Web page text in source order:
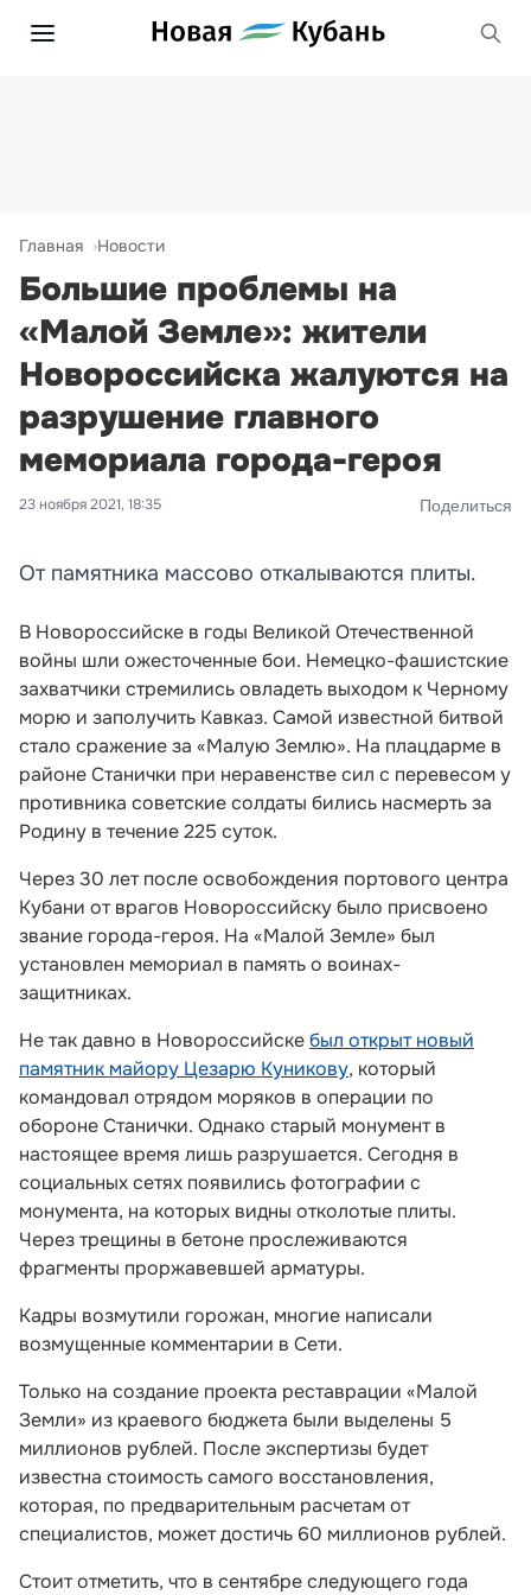
Главная Новости
Большие проблемы на
«Малой Земле»: жители
Новороссийска жалуются на
разрушение главного
мемориала города-героя
23 ноября 2021, 18:35 Поделиться
От памятника массово откалываются плиты.
В Новороссийске в годы Великой Отечественной
войны шли ожесточенные бои. Немецко-фашистские
захватчики стремились овладеть выходом к Черному
морю и заполучить Кавказ. Самой известной битвой
стало сражение за «Малую Землю». На плацдарме в
районе Станички при неравенстве сил с перевесом у
противника советские солдаты бились насмерть за
Родину в течение 225 суток.
Через 30 лет после освобождения портового центра
Кубани от врагов Новороссийску было присвоено
звание города-героя. На «Малой Земле» был
установлен мемориал в память о воинах-
защитниках.
Не так давно в Новороссийскебыл открыт новый
памятник майору Цезарю Куникову, который
командовал отрядом моряков в операции по
обороне Станички. Однако старый монумент в
настоящее время лишь разрушается. Сегодня в
социальных сетях появились фотографии с
монумента, на которых видны отколотые плиты.
Через трещины в бетоне прослеживаются
фрагменты проржавевшей арматуры.
Кадры возмутили горожан, многие написали
возмущенные комментарии в Сети.
Только на создание проекта реставрации «Малой
Земли» из краевого бюджета были выделены 5
миллионов рублей. После экспертизы будет
известна стоимость самого восстановления,
которая, по предварительным расчетам от
специалистов, может достичь 60 миллионов рублей.
Стоит отметить, что в сентябре следующего года